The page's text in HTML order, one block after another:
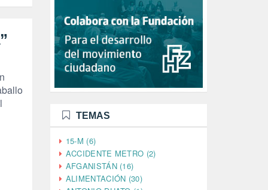
TEMAS
15-M (6)
ACCIDENTE METRO (2)
AFGANISTÁN (16)
ALIMENTACIÓN (30)